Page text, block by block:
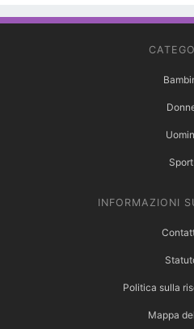
Sport
INFORMAZIONI
Politica sulla
Mappa